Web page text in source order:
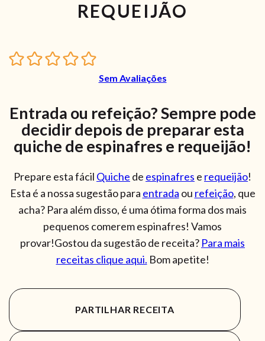
REQUEIJÃO
Sem Avaliações
Entrada ou refeição? Sempre pode
decidir depois de preparar esta
quiche de espinafres e requeijão!
Prepare esta fácil Quiche de espinafres e requeijão!
Esta é a nossa sugestão para entrada ou refeição, que
acha? Para além disso, é uma ótima forma dos mais
pequenos comerem espinafres! Vamos
provar!Gostou da sugestão de receita? Para mais
receitas clique aqui. Bom apetite!
PARTILHAR RECEITA